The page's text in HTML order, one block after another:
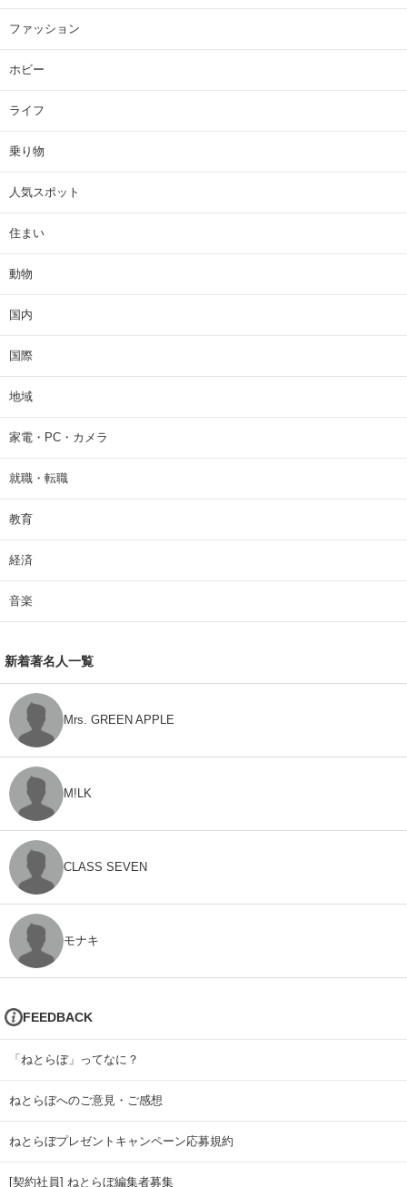
ファッション
ホビー
ライフ
乗り物
人気スポット
住まい
動物
国内
国際
地域
家電・PC・カメラ
就職・転職
教育
経済
音楽
新着著名人一覧
Mrs. GREEN APPLE
M!LK
CLASS SEVEN
モナキ
FEEDBACK
「ねとらぼ」ってなに？
ねとらぼへのご意見・ご感想
ねとらぼプレゼントキャンペーン応募規約
[契約社員] ねとらぼ編集者募集